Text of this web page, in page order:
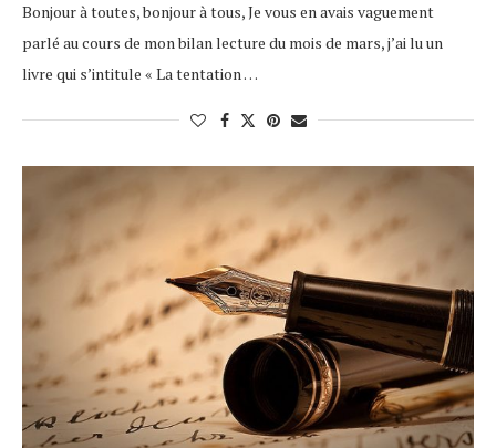
Bonjour à toutes, bonjour à tous, Je vous en avais vaguement
parlé au cours de mon bilan lecture du mois de mars, j’ai lu un
livre qui s’intitule « La tentation …